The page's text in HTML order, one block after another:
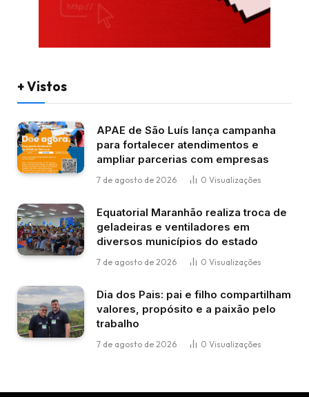
+ Vistos
APAE de São Luís lança campanha
para fortalecer atendimentos e
ampliar parcerias com empresas
7 de agosto de 2026 0 Visualizações
Equatorial Maranhão realiza troca de
geladeiras e ventiladores em
diversos municípios do estado
7 de agosto de 2026 0 Visualizações
Dia dos Pais: pai e filho compartilham
valores, propósito e a paixão pelo
trabalho
7 de agosto de 2026 0 Visualizações